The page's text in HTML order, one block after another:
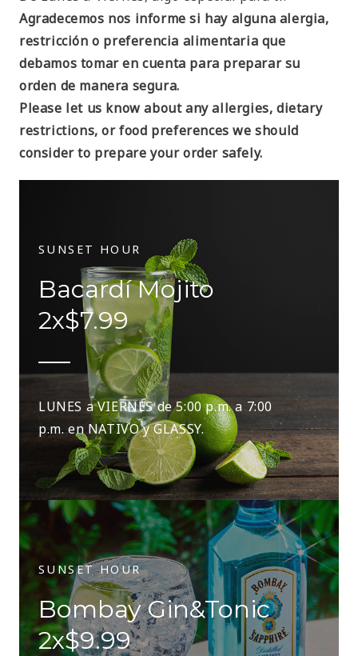
Agradecemos nos informe si hay alguna alergia,
restricción o preferencia alimentaria que
debamos tomar en cuenta para preparar su
orden de manera segura.
Please let us know about any allergies, dietary
restrictions, or food preferences we should
consider to prepare your order safely.
SUNSET HOUR
Bacardí Mojito
2x$7.99
LUNES a VIERNES de 5:00 p.m. a 7:00
p.m. en NATIVO y GLASSY.
SUNSET HOUR
Bombay Gin&Tonic
2x$9.99